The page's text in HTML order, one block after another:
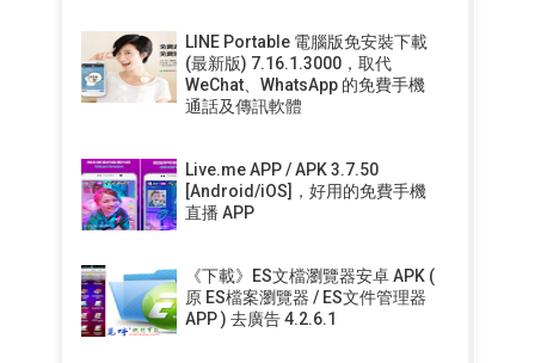
LINE Portable 電腦版免安裝下載
(最新版) 7.16.1.3000，取代
WeChat、WhatsApp 的免費手機
通話及傳訊軟體
Live.me APP / APK 3.7.50
[Android/iOS]，好用的免費手機
直播 APP
《下載》ES文檔瀏覽器安卓 APK (
原 ES檔案瀏覽器 / ES文件管理器
APP ) 去廣告 4.2.6.1